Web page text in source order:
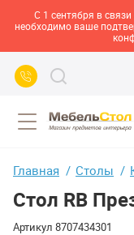
С 1 сентября в
необходимо ваше
Главная Столы
Стол RB
Артикул 8707434301